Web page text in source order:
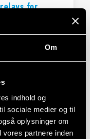
Om
indhold og
sociale medier og til
oplysninger om
partnere inden
for
liquid
version